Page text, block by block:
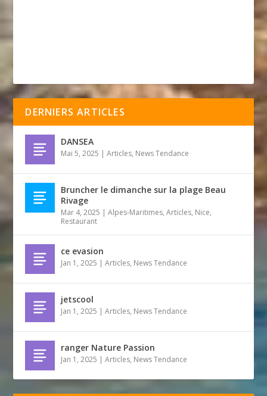
DERNIERS ARTICLES
DANSEA
Mai 5, 2025 |Articles, News Tendance
Bruncher le dimanche sur la plage Beau
Rivage
Mar 4, 2025 |Alpes-Maritimes,Articles, Nice,
Restaurant
ce evasion
Jan 1, 2025 |Articles, News Tendance
jetscool
Jan 1, 2025 |Articles, News Tendance
ranger Nature Passion
Jan 1, 2025 |Articles, News Tendance